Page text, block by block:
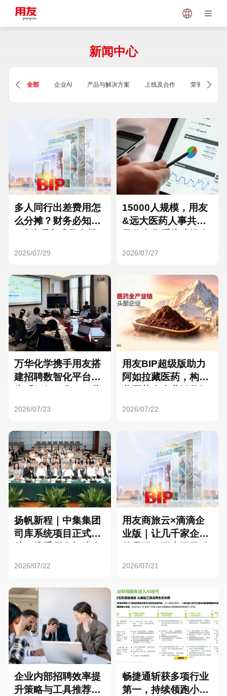
Vietnam
Singapore Malaysia
Thailand
Turkey
Hungary Mexico
Hong Kong Macau
新闻中心
全部 企业AI 产品与解决方案 上线及合作 荣誉及资质
多人同行出差费用怎
么分摊？财务必知的
2026/07/29
15000人规模，用友
&远大医药人事共享
2026/07/27
万华化学携手用友搭
建招聘数智化平台，
2026/07/23
用友BIP超级版助力
阿如拉藏医药，构建
2026/07/22
扬帆新程｜中集集团
司库系统项目正式启
2026/07/22
用友商旅云×滴滴企
业版｜让几千家企业
2026/07/21
企业内部招聘效率提
升策略与工具推荐：
畅捷通斩获多项行业
第一，持续领跑小微